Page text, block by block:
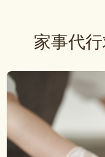
家事代